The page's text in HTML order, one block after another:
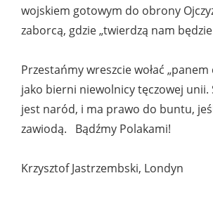
wojskiem gotowym do obrony
zaborcą, gdzie „twierdzą nam
Przestańmy wreszcie wołać „panem
jako bierni niewolnicy tęczowej unii.
jest naród, i ma prawo do buntu,
zawiodą. Bądźmy Polakami!
Krzysztof Jastrzembski, Londyn